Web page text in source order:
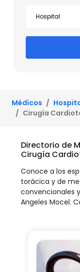
Médicos
Cirugía
Directorio de
Cirugía
Conoce a los
torácica y de
convencionales
Angeles Mocel.